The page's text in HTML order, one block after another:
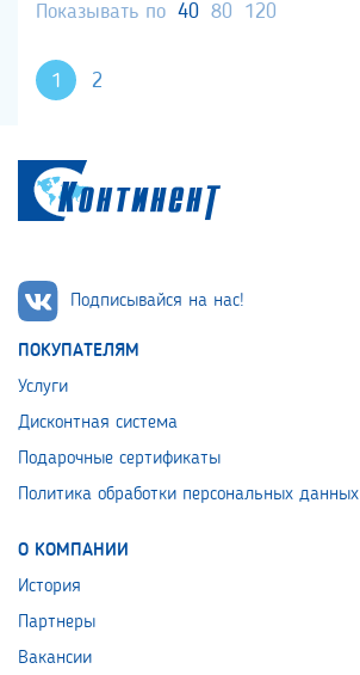
Показывать по 40 80 120
1 2
Подписывайся на нас!
ПОКУПАТЕЛЯМ
Услуги
Дисконтная система
Подарочные сертификаты
Политика обработки персональных данных
О КОМПАНИИ
История
Партнеры
Вакансии